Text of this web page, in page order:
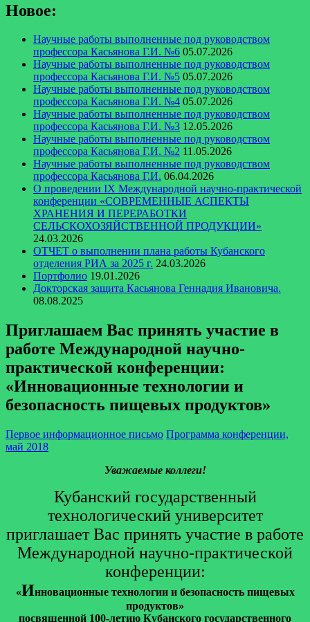
Новое:
Научные работы выполненные под руководством
профессора Касьянова Г.И. №6 05.07.2026
Научные работы выполненные под руководством
профессора Касьянова Г.И. №5 05.07.2026
Научные работы выполненные под руководством
профессора Касьянова Г.И. №4 05.07.2026
Научные работы выполненные под руководством
профессора Касьянова Г.И. №3 12.05.2026
Научные работы выполненные под руководством
профессора Касьянова Г.И. №2 11.05.2026
Научные работы выполненные под руководством
профессора Касьянова Г.И. 06.04.2026
О проведении IX Международной научно-практической
конференции «СОВРЕМЕННЫЕ АСПЕКТЫ
ХРАНЕНИЯ И ПЕРЕРАБОТКИ
СЕЛЬСКОХОЗЯЙСТВЕННОЙ ПРОДУКЦИИ»
24.03.2026
ОТЧЕТ о выполнении плана работы Кубанского
отделения РИА за 2025 г. 24.03.2026
Портфолио 19.01.2026
Докторская защита Касьянова Геннадия Ивановича.
08.08.2025
Приглашаем Вас принять участие в
работе Международной научно-
практической конференции:
«Инновационные технологии и
безопасность пищевых продуктов»
Первое информационное письмо Программа конференции,
май 2018
Уважаемые коллеги!
Кубанский государственный
технологический университет
приглашает Вас принять участие в работе
Международной научно-практической
конференции:
«Инновационные технологии и безопасность пищевых
продуктов»
посвященной 100-летию Кубанского государственного